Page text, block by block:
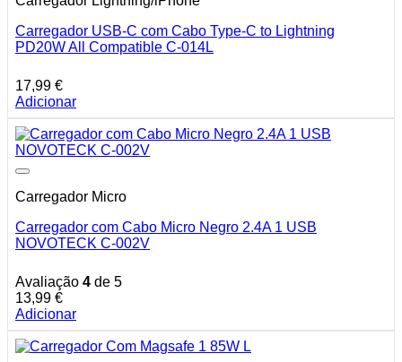
Carregador USB-C com Cabo Type-C to Lightning
PD20W All Compatible C-014L
17,99 €
Adicionar
Carregador Micro
Carregador com Cabo Micro Negro 2.4A 1 USB
NOVOTECK C-002V
Avaliação 4 de 5
13,99 €
Adicionar